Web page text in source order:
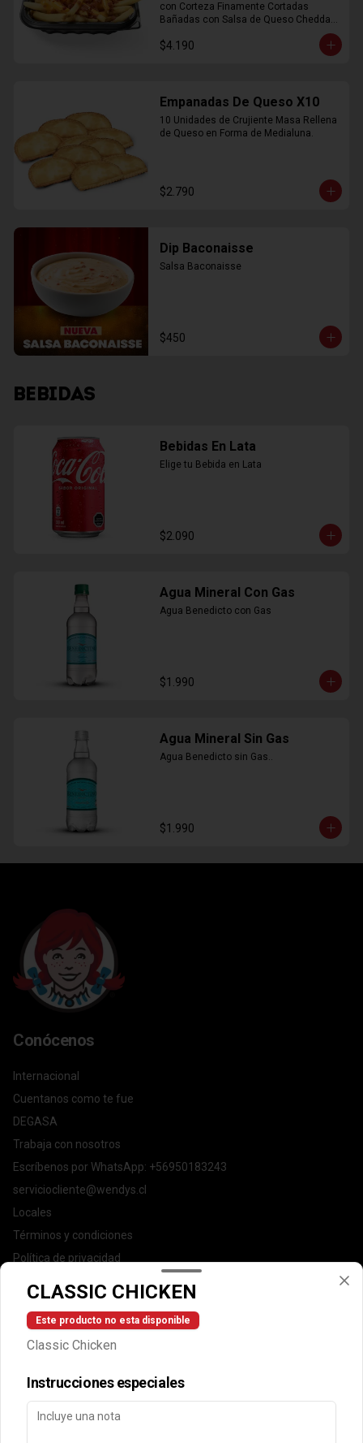
con Corteza Finamente Cortadas
Bañadas con Salsa de Queso Cheddar
$4.190
Empanadas De Queso X10
10 Unidades de Crujiente Masa Rellena
de Queso en Forma de Medialuna.
$2.790
Dip Baconaisse
Salsa Baconaisse
$450
BEBIDAS
Bebidas En Lata
Elige tu Bebida en Lata
$2.090
Agua Mineral Con Gas
Agua Benedicto con Gas
$1.990
Agua Mineral Sin Gas
Agua Benedicto sin Gas..
$1.990
Conócenos
Internacional
Cuentanos como te fue
DEGASA
Trabaja con nosotros
Escríbenos por WhatsApp: +56950183243
serviciocliente@wendys.cl
Locales
Términos y condiciones
Política de privacidad
Redes sociales
Instagram
Facebook
Mi cuenta
CLASSIC CHICKEN
Este producto no esta disponible
Classic Chicken
Instrucciones especiales